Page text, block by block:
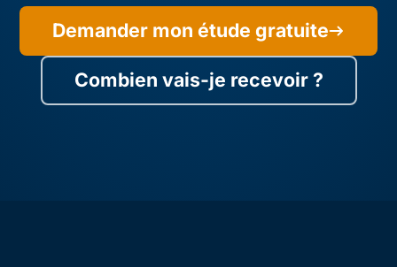
Demander mon étude gratuite
Combien vais-je recevoir ?